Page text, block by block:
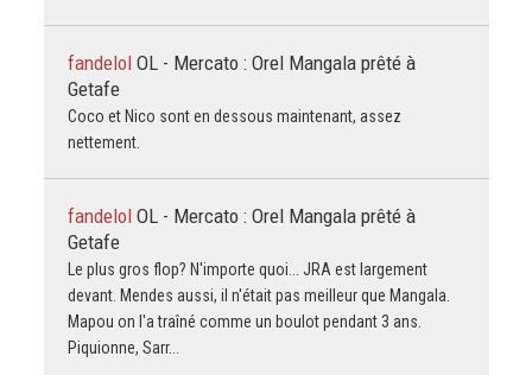
fandelol OL - Mercato : Orel Mangala prêté à
Getafe
Coco et Nico sont en dessous maintenant, assez
nettement.
fandelol OL - Mercato : Orel Mangala prêté à
Getafe
Le plus gros flop? N'importe quoi... JRA est largement
devant. Mendes aussi, il n'était pas meilleur que Mangala.
Mapou on l'a traîné comme un boulot pendant 3 ans.
Piquionne, Sarr...